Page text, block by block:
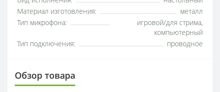
Материал изготовления:
металл
Тип микрофона:
игровой/для стрима,
компьютерный
Тип подключения:
проводное
Обзор товара